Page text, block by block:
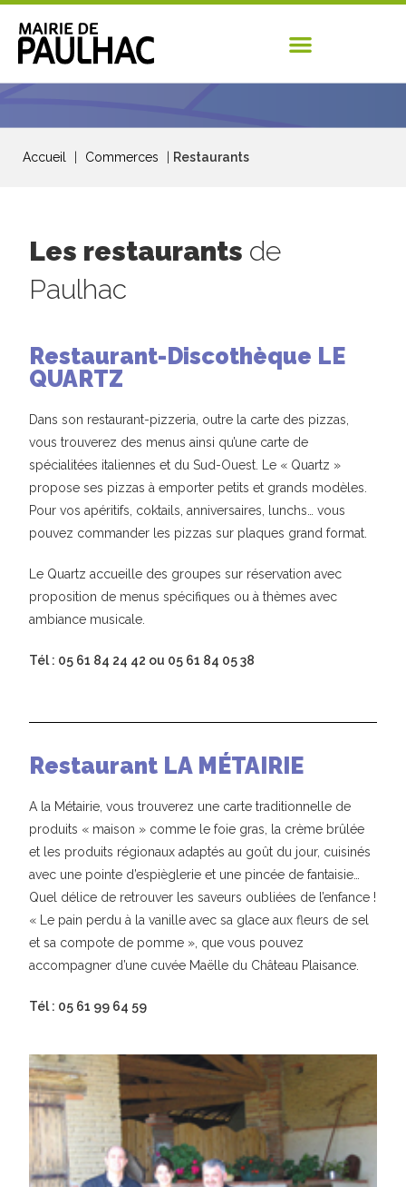
Accueil Commerces Restaurants
Les restaurants de
Paulhac
Restaurant-Discothèque LE
QUARTZ
Dans son restaurant-pizzeria, outre la carte des pizzas,
vous trouverez des menus ainsi qu’une carte de
spécialitées italiennes et du Sud-Ouest. Le « Quartz »
propose ses pizzas à emporter petits et grands modèles.
Pour vos apéritifs, coktails, anniversaires, lunchs… vous
pouvez commander les pizzas sur plaques grand format.
Le Quartz accueille des groupes sur réservation avec
proposition de menus spécifiques ou à thèmes avec
ambiance musicale.
Tél : 05 61 84 24 42 ou 05 61 84 05 38
Restaurant LA MÉTAIRIE
A la Métairie, vous trouverez une carte traditionnelle de
produits « maison » comme le foie gras, la crème brûlée
et les produits régionaux adaptés au goût du jour, cuisinés
avec une pointe d’espièglerie et une pincée de fantaisie…
Quel délice de retrouver les saveurs oubliées de l’enfance !
« Le pain perdu à la vanille avec sa glace aux fleurs de sel
et sa compote de pomme », que vous pouvez
accompagner d’une cuvée Maëlle du Château Plaisance.
Tél : 05 61 99 64 59